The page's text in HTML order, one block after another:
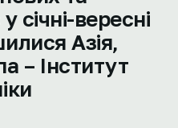
січні-вересні
Азія,
– Інститут